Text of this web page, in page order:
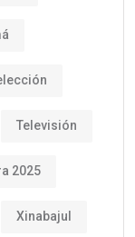
Televisión
2025
Xinabajul